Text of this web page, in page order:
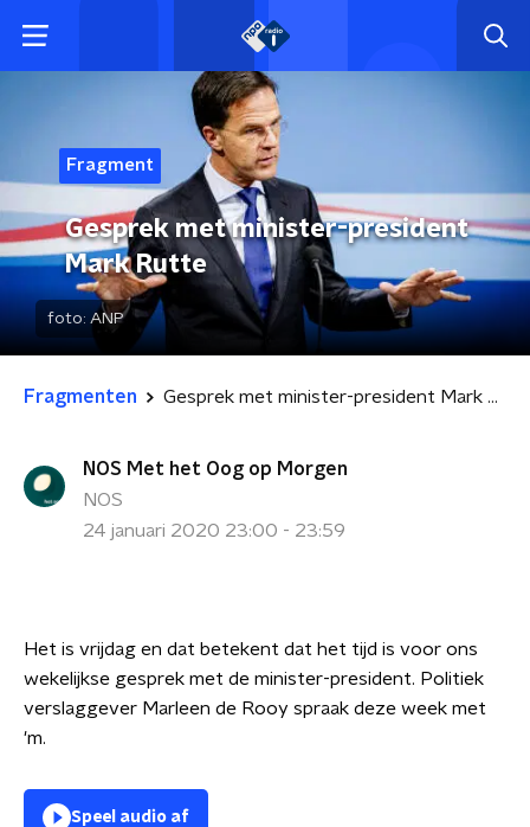
Fragment
Gesprek met minister-president
Mark Rutte
foto: ANP
Fragmenten Gesprek met minister-president Mark Rutte
NOS Met het Oog op Morgen
NOS
24 januari 2020 23:00 - 23:59
Het is vrijdag en dat betekent dat het tijd is voor ons
wekelijkse gesprek met de minister-president. Politiek
verslaggever Marleen de Rooy spraak deze week met
'm.
Speel audio af